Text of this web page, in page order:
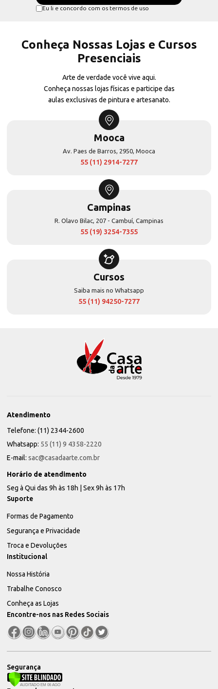
Eu li e concordo com os termos de uso
Conheça Nossas Lojas e Cursos
Presenciais
Arte de verdade você vive aqui.
Conheça nossas lojas físicas e participe das
aulas exclusivas de pintura e artesanato.
Mooca
Av. Paes de Barros, 2950, Mooca
55 (11) 2914-7277
Campinas
R. Olavo Bilac, 207 - Cambuí, Campinas
55 (19) 3254-7355
Cursos
Saiba mais no Whatsapp
55 (11) 94250-7277
Atendimento
Telefone: (11) 2344-2600
Whatsapp: 55 (11) 9 4358-2220
E-mail: sac@casadaarte.com.br
Horário de atendimento
Seg à Qui das 9h às 18h | Sex 9h às 17h
Suporte
Formas de Pagamento
Segurança e Privacidade
Troca e Devoluções
Institucional
Nossa História
Trabalhe Conosco
Conheça as Lojas
Encontre-nos nas Redes Sociais
Segurança